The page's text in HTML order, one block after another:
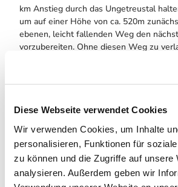
Diese Webseite verwendet Cookies
Wir verwenden Cookies, um Inhalte
personalisieren, Funktionen für
zu können und die Zugriffe auf unsere
analysieren. Außerdem geben wir
km Anstieg durch das Ungetreustal
um auf einer Höhe von ca. 520m
ebenen, leicht fallenden Weg den
vorzubereiten. Ohne diesen Weg zu
nach 1200m den höchsten Punkt mit
Verlauf erreichen Sie den Taternplatz.
können Sie sehr alte, einzigartige
Wegekreuzung. Hier halten Sie sich
um dann rechts abbiegend, an der
hinab, direkt zum Vogelherd zu
von nun 400m haben Sie eine schöne
Wiesen des Hasenwinkels. Diese